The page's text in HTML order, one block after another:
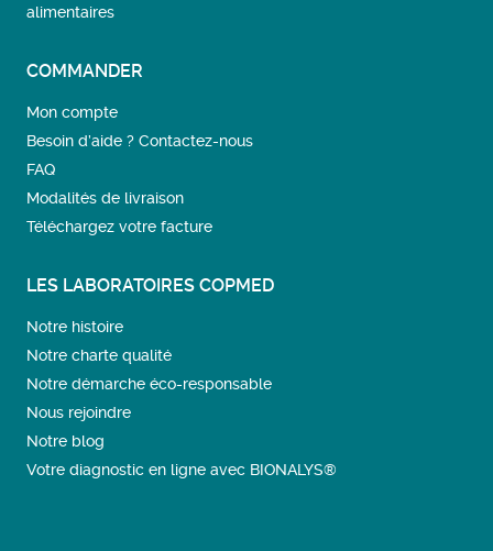
alimentaires
COMMANDER
Mon compte
Besoin d’aide ? Contactez-nous
FAQ
Modalités de livraison
Téléchargez votre facture
LES LABORATOIRES COPMED
Notre histoire
Notre charte qualité
Notre démarche éco-responsable
Nous rejoindre
Notre blog
Votre diagnostic en ligne avec BIONALYS®